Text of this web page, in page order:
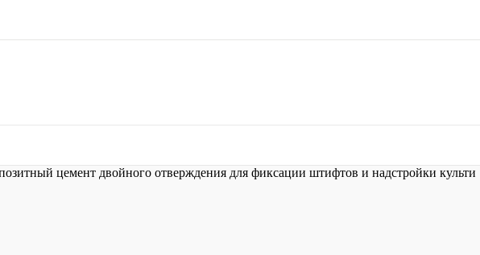
цемент двойного отверждения для фиксации штифтов и надстройки культи